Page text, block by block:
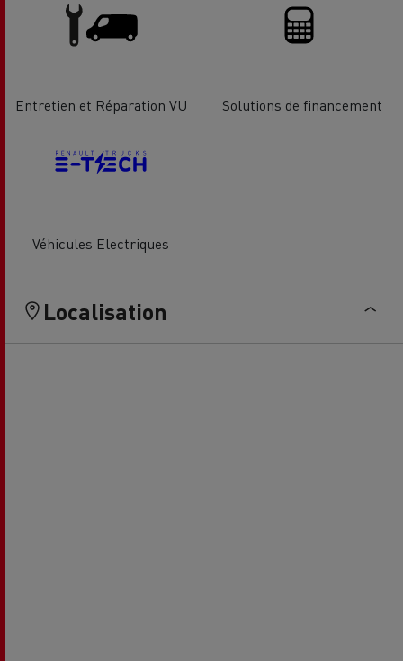
Entretien et Réparation VU Solutions de financement
Véhicules Electriques
Localisation